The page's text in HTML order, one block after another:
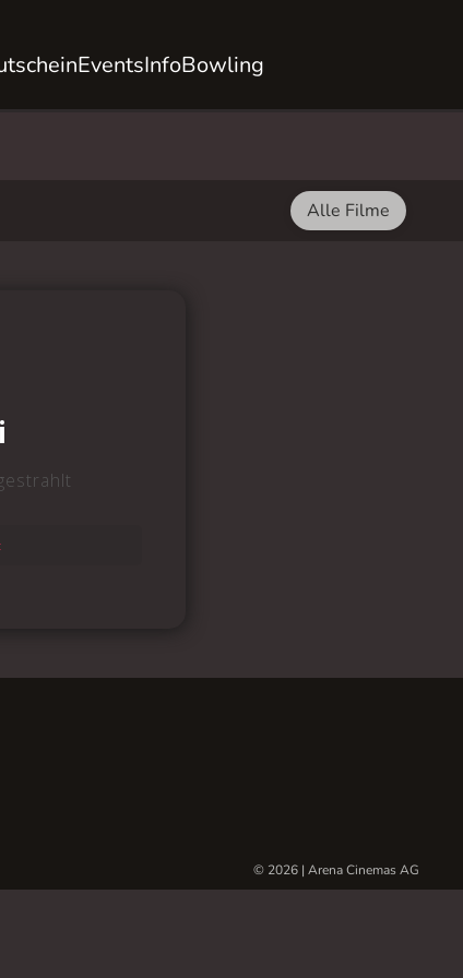
EventsInfoBowling
Alle Filme
© 2026 | Arena Cinemas AG